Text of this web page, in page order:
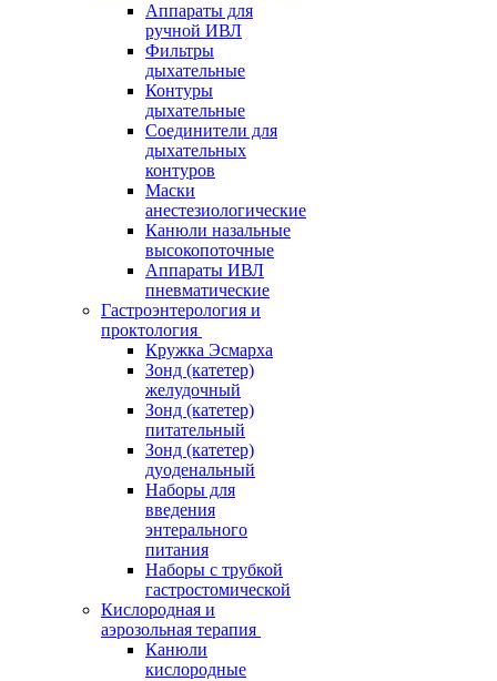
Аппараты для
ручной ИВЛ
Фильтры
дыхательные
Контуры
дыхательные
Соединители для
дыхательных
контуров
Маски
анестезиологические
Канюли назальные
высокопоточные
Аппараты ИВЛ
пневматические
Гастроэнтерология и
проктология
Кружка Эсмарха
Зонд (катетер)
желудочный
Зонд (катетер)
питательный
Зонд (катетер)
дуоденальный
Наборы для
введения
энтерального
питания
Наборы с трубкой
гастростомической
Кислородная и
аэрозольная терапия
Канюли
кислородные